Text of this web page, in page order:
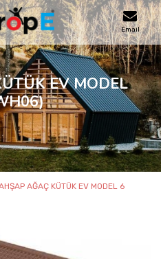
Email
EV MODEL
AĞAÇ KÜTÜK EV MODEL 6